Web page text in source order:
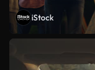
iStock